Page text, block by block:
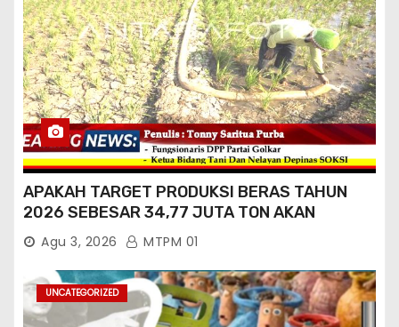
APAKAH TARGET PRODUKSI BERAS TAHUN
2026 SEBESAR 34,77 JUTA TON AKAN
TERCAPAI ?
Agu 3, 2026 MTPM 01
UNCATEGORIZED